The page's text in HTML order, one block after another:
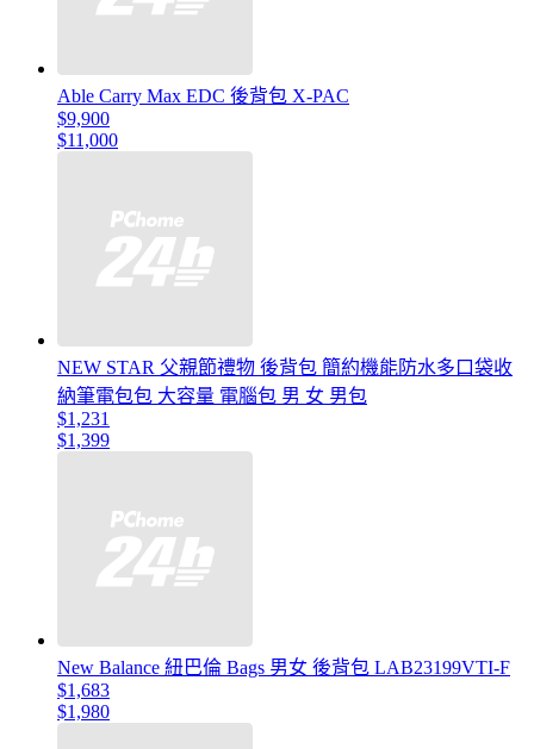
Able Carry Max EDC 後背包 X-PAC
$9,900
$11,000
NEW STAR 父親節禮物 後背包 簡約機能防水多口袋收
納筆電包包 大容量 電腦包 男 女 男包
$1,231
$1,399
New Balance 紐巴倫 Bags 男女 後背包 LAB23199VTI-F
$1,683
$1,980